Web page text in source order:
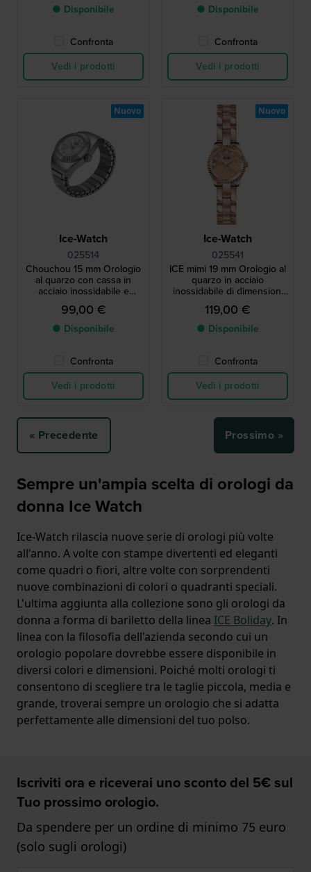
● Disponibile
Confronta
Vedi i prodotti
● Disponibile
Confronta
Vedi i prodotti
Ice-Watch
025514
Chouchou 15 mm Orologio
al quarzo con cassa in
acciaio inossidabile e
bracciale elastico
99,00 €
● Disponibile
Confronta
Vedi i prodotti
Nuovo
Ice-Watch
025541
ICE mimi 19 mm Orologio al
quarzo in acciaio
inossidabile di dimensioni
molto ridotte con indici in
cristallo.
119,00 €
● Disponibile
Confronta
Vedi i prodotti
Nuovo
« Precedente Prossimo »
Sempre un'ampia scelta di orologi da
donna Ice Watch
Ice-Watch rilascia nuove serie di orologi più volte
all'anno. A volte con stampe divertenti ed eleganti
come quadri o fiori, altre volte con sorprendenti
nuove combinazioni di colori o quadranti speciali.
L'ultima aggiunta alla collezione sono gli orologi da
donna a forma di bariletto della linea ICE Boliday. In
linea con la filosofia dell'azienda secondo cui un
orologio popolare dovrebbe essere disponibile in
diversi colori e dimensioni. Poiché molti orologi ti
consentono di scegliere tra le taglie piccola, media e
grande, troverai sempre un orologio che si adatta
perfettamente alle dimensioni del tuo polso.
Iscriviti ora e riceverai uno sconto del 5€ sul
Tuo prossimo orologio.
Da spendere per un ordine di minimo 75 euro
(solo sugli orologi)